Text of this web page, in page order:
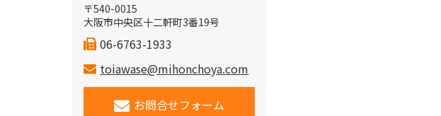
〒540-0015
大阪市中央区十二軒町3番19号
06-6763-1933
toiawase@mihonchoya.com
お問合せフォーム